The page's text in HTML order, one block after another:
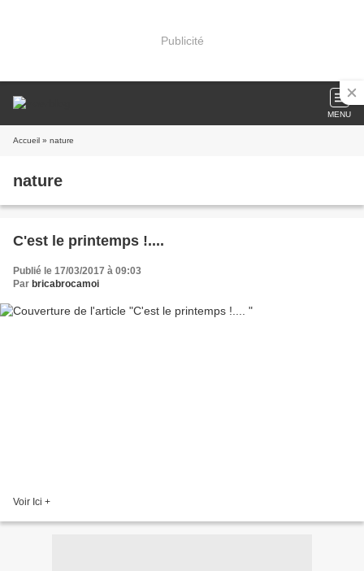
Publicité
MENU
Accueil » nature
nature
C'est le printemps !....
Publié le 17/03/2017 à 09:03
Par bricabrocamoi
Voir Ici +